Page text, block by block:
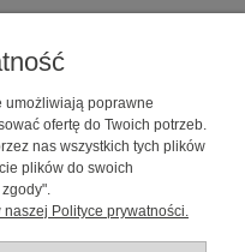
Głowa Psa-
31,99 zł
umożliwiają poprawne
ofertę do Twoich potrzeb.
nas wszystkich tych plików
plików do swoich
Polityce prywatności.